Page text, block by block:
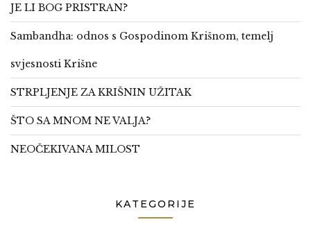
JE LI BOG PRISTRAN?
Sambandha: odnos s Gospodinom Krišnom, temelj
svjesnosti Krišne
STRPLJENJE ZA KRIŠNIN UŽITAK
ŠTO SA MNOM NE VALJA?
NEOČEKIVANA MILOST
KATEGORIJE